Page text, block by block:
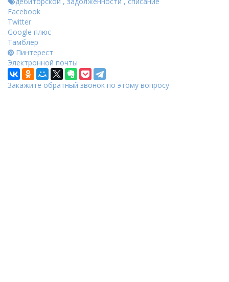
Facebook
Twitter
Google плюс
Тамблер
Пинтерест
Электронной почты
Закажите обратный звонок по этому вопросу